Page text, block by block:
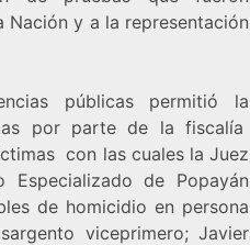
y a la representación
públicas permitió la
por parte de la fiscalía
con las cuales la Juez
de Popayán
de homicidio en persona
viceprimero; Javier